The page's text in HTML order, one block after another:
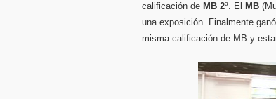
calificación de MB 2ª. El MB
una exposición. Finalmente ganó
misma calificación de MB y